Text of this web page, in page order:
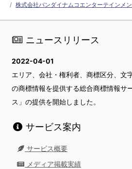
株式会社バンダイナムコエンターテインメン
ニュースリリース
2022-04-01
エリア、会社・権利者、商標区分、文
の商標情報を提供する総合商標情報サ
ス」の提供を開始しました。
サービス案内
サービス概要
メディア掲載実績